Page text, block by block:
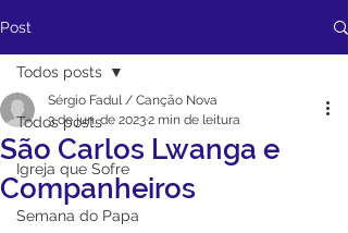
Post
Todos posts
Igreja que Sofre
Semana do Papa
Todos posts
São Carlos Lwanga e
Companheiros
Sérgio Fadul / Canção Nova
3 de jun. de 20232 min de leitura